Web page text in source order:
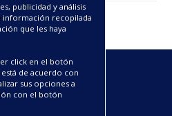
publicidad y análisis
información recopilada
que les haya
click en el botón
de acuerdo con
sus opciones a
con el botón